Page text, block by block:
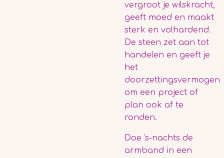
vergroot je wilskracht,
geeft moed en maakt
sterk en volhardend.
De steen zet aan tot
handelen en geeft je
het
doorzettingsvermogen
om een project of
plan ook af te
ronden.
Doe 's-nachts de
armband in een